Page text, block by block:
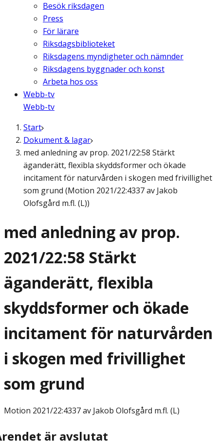
Besök riksdagen
Press
För lärare
Riksdagsbiblioteket
Riksdagens myndigheter och nämnder
Riksdagens byggnader och konst
Arbeta hos oss
Webb-tv
Webb-tv
Start
Dokument & lagar
med anledning av prop. 2021/22:58 Stärkt
äganderätt, flexibla skyddsformer och ökade
incitament för naturvården i skogen med frivillighet
som grund (Motion 2021/22:4337 av Jakob
Olofsgård m.fl. (L))
med anledning av prop.
2021/22:58 Stärkt
äganderätt, flexibla
skyddsformer och ökade
incitament för naturvården
i skogen med frivillighet
som grund
Motion 2021/22:4337 av Jakob Olofsgård m.fl. (L)
är avslutat